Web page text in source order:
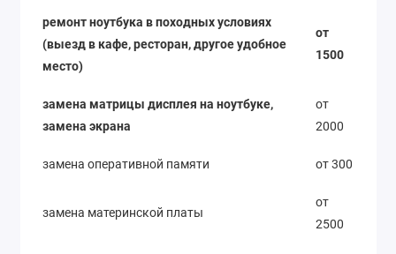
ремонт ноутбука в походных условиях
(выезд в кафе, ресторан, другое удобное
место)
от
1500
замена матрицы дисплея на ноутбуке,
замена экрана
от
2000
замена оперативной памяти от 300
замена материнской платы
от
2500